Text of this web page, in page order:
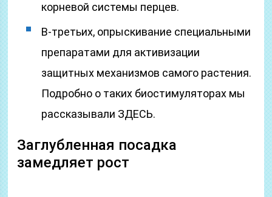
корневой системы перцев.
В-третьих, опрыскивание специальными
препаратами для активизации
защитных механизмов самого растения.
Подробно о таких биостимуляторах мы
рассказывали ЗДЕСЬ.
Заглубленная посадка
замедляет рост